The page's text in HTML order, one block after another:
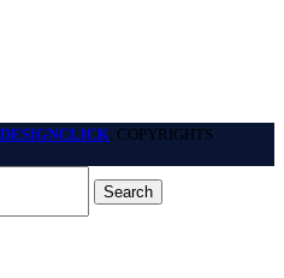
. COPYRIGHTS
Search